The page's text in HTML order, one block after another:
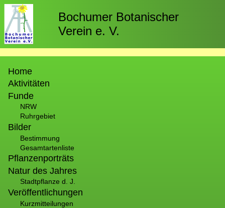
Direkt
zum
Inhalt
Bochumer Botanischer
Verein e. V.
Home
Aktivitäten
Funde
NRW
Ruhrgebiet
Bilder
Bestimmung
Gesamtartenliste
Pflanzenporträts
Natur des Jahres
Stadtpflanze d. J.
Veröffentlichungen
Kurzmitteilungen